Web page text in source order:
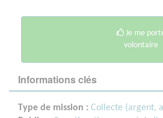
Je me
volontaire
Informations clés
Type de mission : Collecte (argent,